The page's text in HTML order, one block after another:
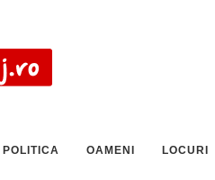
POLITICA OAMENI LOCURI